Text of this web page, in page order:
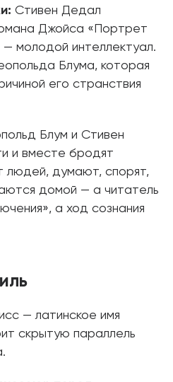
Стивен Дедал
Джойса «Портрет
молодой интеллектуал.
Блума, которая
его странствия
Блум и Стивен
и вместе бродят
людей, думают, спорят,
домой — а читатель
а ход сознания
— латинское имя
скрытую параллель